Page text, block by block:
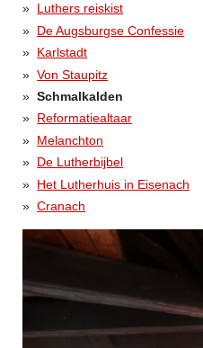
Luthers reiskist
De Augsburgse Confessie
Karlstadt
Von Staupitz
Schmalkalden
Reformatiealtaar
Melanchton
De Lutherbijbel
Het Lutherhuis in Eisenach
Cranach